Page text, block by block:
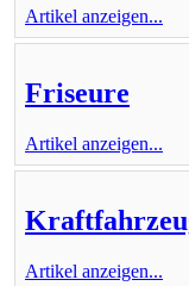
Artikel anzeigen...
Friseure
Artikel anzeigen...
Artikel anzeigen...